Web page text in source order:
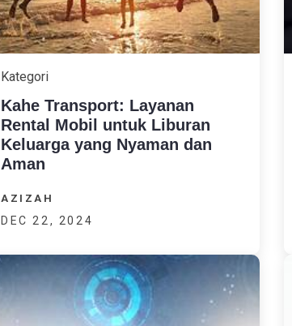
Kategori
Kahe Transport: Layanan
Rental Mobil untuk Liburan
Keluarga yang Nyaman dan
Aman
AZIZAH
DEC 22, 2024